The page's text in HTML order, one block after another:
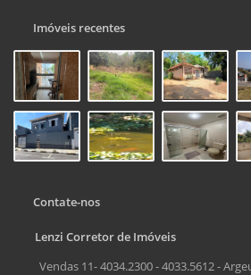
Imóveis recentes
Contate-nos
Lenzi Corretor de Imóveis
Vendas 11- 4034.2300 - 4033.5612 -